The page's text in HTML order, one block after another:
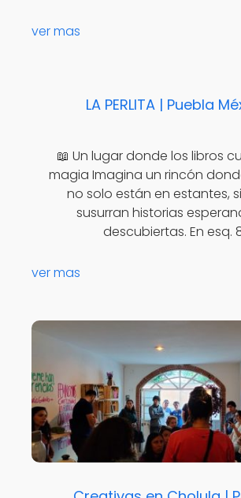
ver mas
LA PERLITA | Puebla
📖 Un lugar donde los libros
magia Imagina un rincón
no solo están en estantes,
susurran historias
descubiertas. En esq.
ver mas